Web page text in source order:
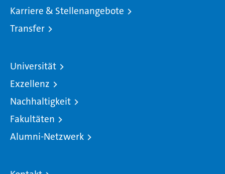
Karriere & Stellenangebote
Transfer
Universität
Exzellenz
Nachhaltigkeit
Fakultäten
Alumni-Netzwerk